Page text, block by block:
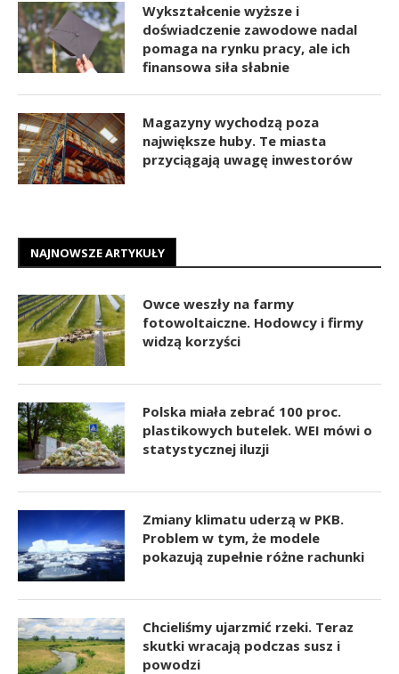
Wykształcenie wyższe i
doświadczenie zawodowe nadal
pomaga na rynku pracy, ale ich
finansowa siła słabnie
Magazyny wychodzą poza
największe huby. Te miasta
przyciągają uwagę inwestorów
NAJNOWSZE ARTYKUŁY
Owce weszły na farmy
fotowoltaiczne. Hodowcy i firmy
widzą korzyści
Polska miała zebrać 100 proc.
plastikowych butelek. WEI mówi o
statystycznej iluzji
Zmiany klimatu uderzą w PKB.
Problem w tym, że modele
pokazują zupełnie różne rachunki
Chcieliśmy ujarzmić rzeki. Teraz
skutki wracają podczas susz i
powodzi